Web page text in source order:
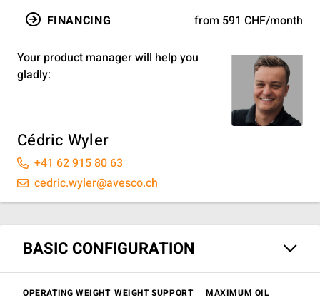
FINANCING
from 591 CHF/month
Your product manager will help you
gladly:
Cédric Wyler
+41 62 915 80 63
cedric.wyler@avesco.ch
BASIC CONFIGURATION
OPERATING WEIGHT WEIGHT SUPPORT
MAXIMUM OIL